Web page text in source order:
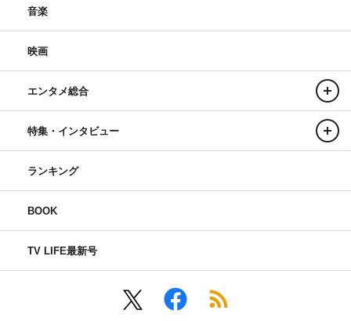
音楽
映画
エンタメ総合
特集・インタビュー
ランキング
BOOK
TV LIFE最新号